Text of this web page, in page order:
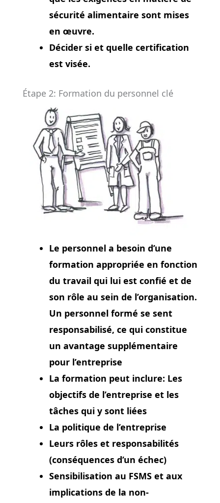
sécurité alimentaire sont mises
en œuvre.
Décider si et quelle certification
est visée.
Étape 2: Formation du personnel clé
Le personnel a besoin d’une
formation appropriée en fonction
du travail qui lui est confié et de
son rôle au sein de l’organisation.
Un personnel formé se sent
responsabilisé, ce qui constitue
un avantage supplémentaire
pour l’entreprise
La formation peut inclure: Les
objectifs de l’entreprise et les
tâches qui y sont liées
La politique de l’entreprise
Leurs rôles et responsabilités
(conséquences d’un échec)
Sensibilisation au FSMS et aux
implications de la non-